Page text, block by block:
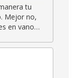
tu
Mejor no,
en vano…